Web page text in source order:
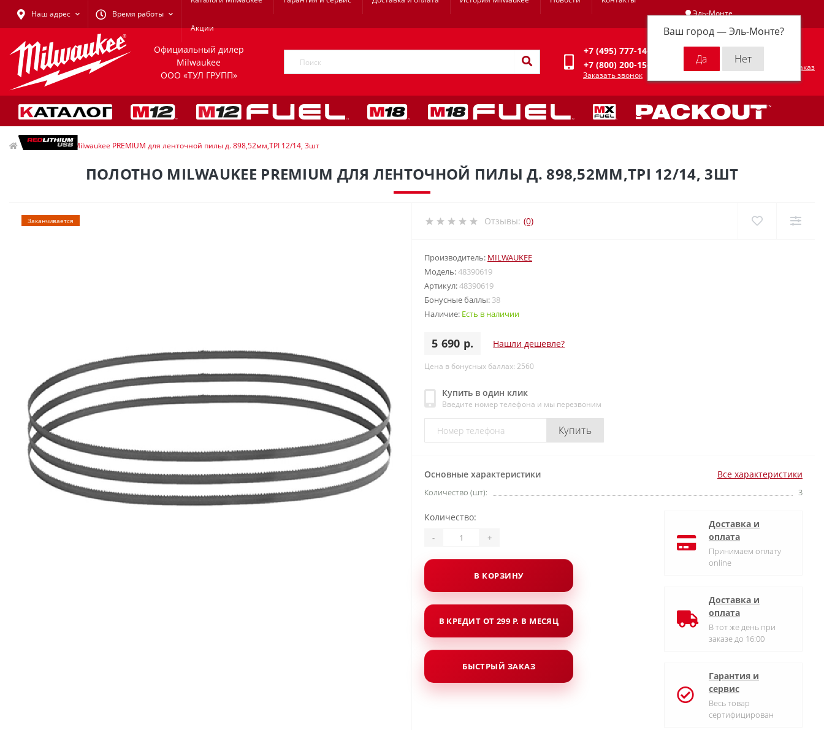
Наш адрес Время работы
Акции
Эль-Монте
Ваш город —Эль-Монте?
Личный кабинет
Официальный дилер
Milwaukee
ООО «ТУЛ ГРУПП»
+7 (495) 777-14-94
+7 (800) 200-15-94
Заказать звонок
Оформить заказ
Полотно Milwaukee PREMIUM для ленточной пилы д. 898,52мм,TPI 12/14, 3шт
ПОЛОТНО MILWAUKEE PREMIUM ДЛЯ ЛЕНТОЧНОЙ ПИЛЫ Д. 898,52ММ,TPI 12/14, 3ШТ
Заканчивается Отзывы: (0)
Производитель: MILWAUKEE
Модель:48390619
Артикул:48390619
Бонусные баллы: 38
Наличие: Есть в наличии
5 690 р. Нашли дешевле?
Цена в бонусных баллах: 2560
Купить в один клик
Введите номер телефона и мы перезвоним
Купить
Основные характеристики Все характеристики
Количество (шт): 3
Количество:
- +
В КОРЗИНУ
В КРЕДИТ ОТ 299 Р. В МЕСЯЦ
БЫСТРЫЙ ЗАКАЗ
Доставка и
оплата
Принимаем оплату
online
Доставка и
оплата
В тот же день при
заказе до 16:00
Гарантия и
сервис
Весь товар
сертифицирован